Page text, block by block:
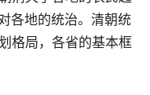
各地的统治。清朝统
格局，各省的基本框